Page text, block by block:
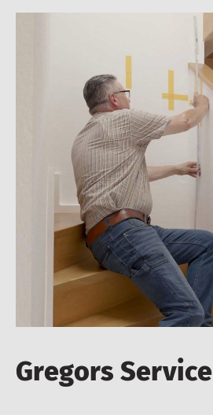
Gregors Service